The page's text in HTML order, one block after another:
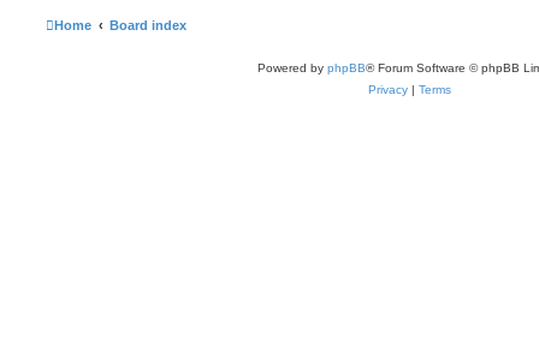
Home Board index
Powered by phpBB® Forum Software © phpBB
Privacy | Terms